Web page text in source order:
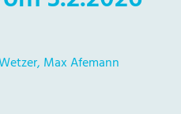
Max Afemann